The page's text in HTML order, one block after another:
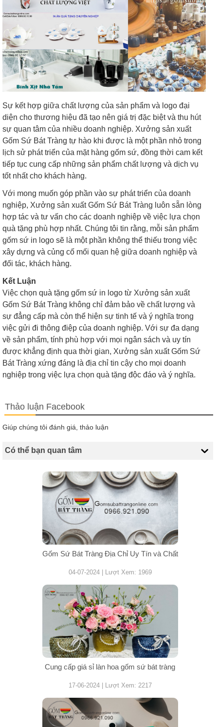
Sự kết hợp giữa chất lượng của sản phẩm và logo đại
diện cho thương hiệu đã tạo nên giá trị đặc biệt và thu hút
sự quan tâm của nhiều doanh nghiệp. Xưởng sản xuất
Gốm Sứ Bát Tràng tự hào khi được là một phần nhỏ trong
lịch sử phát triển của mặt hàng gốm sứ, đồng thời cam kết
tiếp tục cung cấp những sản phẩm chất lượng và dịch vụ
tốt nhất cho khách hàng.
Với mong muốn góp phần vào sự phát triển của doanh
nghiệp, Xưởng sản xuất Gốm Sứ Bát Tràng luôn sẵn lòng
hợp tác và tư vấn cho các doanh nghiệp về việc lựa chọn
quà tặng phù hợp nhất. Chúng tôi tin rằng, mỗi sản phẩm
gốm sứ in logo sẽ là một phần không thể thiếu trong việc
xây dựng và củng cố mối quan hệ giữa doanh nghiệp và
đối tác, khách hàng.
Kết Luận
Việc chọn quà tặng gốm sứ in logo từ Xưởng sản xuất
Gốm Sứ Bát Tràng không chỉ đảm bảo về chất lượng và
sự đẳng cấp mà còn thể hiện sự tinh tế và ý nghĩa trong
việc gửi đi thông điệp của doanh nghiệp. Với sự đa dạng
về sản phẩm, tính phù hợp với mọi ngân sách và uy tín
được khẳng định qua thời gian, Xưởng sản xuất Gốm Sứ
Bát Tràng xứng đáng là địa chỉ tin cậy cho mọi doanh
nghiệp trong việc lựa chọn quà tặng độc đáo và ý nghĩa.
Thảo luận Facebook
Giúp chúng tôi đánh giá, thảo luận
Có thể bạn quan tâm
Gốm Sứ Bát Tràng Địa Chỉ Uy Tín và Chất
04-07-2024 | Lượt Xem: 1969
Cung cấp giá sỉ làn hoa gốm sứ bát tràng
17-06-2024 | Lượt Xem: 2217